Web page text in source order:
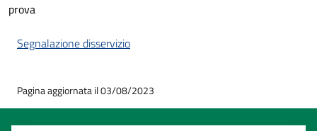
prova
Segnalazione disservizio
Pagina aggiornata il 03/08/2023